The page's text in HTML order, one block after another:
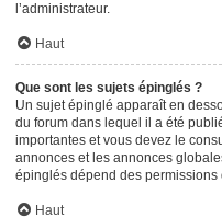
l’administrateur.
Haut
Que sont les sujets épinglés ?
Un sujet épinglé apparaît en
du forum dans lequel il a été
importantes et vous devez le
annonces et les annonces
épinglés dépend des permissions
Haut